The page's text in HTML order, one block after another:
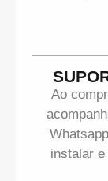
Ao
instalar